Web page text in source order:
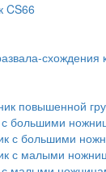
CS66
схождения
повышенной
большими
с большими
с малыми